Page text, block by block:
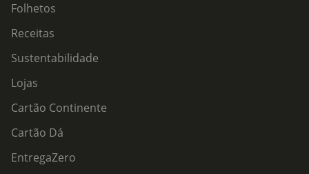
Folhetos
Receitas
Sustentabilidade
Lojas
Cartão Continente
Cartão Dá
EntregaZero